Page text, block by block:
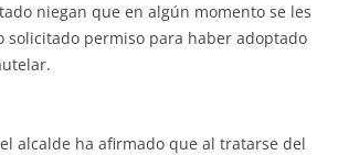
niegan que en algún momento se les
solicitado permiso para haber adoptado
alcalde ha afirmado que al tratarse del